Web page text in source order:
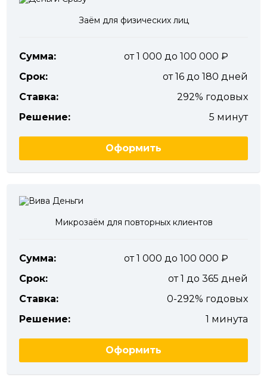
Заём для физических лиц
Сумма:
от 1 000 до 100 000
Срок:
от 16 до 180 дней
Ставка:
292% годовых
Решение:
5 минут
Оформить
Микрозаём для повторных клиентов
Сумма:
от 1 000 до 100 000
Срок:
от 1 до 365 дней
Ставка:
0-292% годовых
Решение:
1 минута
Оформить